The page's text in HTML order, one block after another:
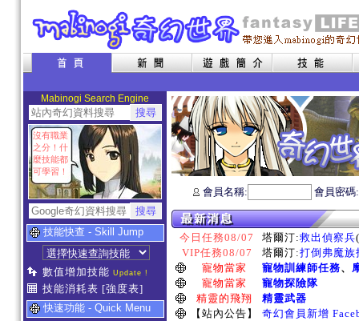
Mabinogi Search Engine
沒有職業
之分！什
麼技能都
可學習！
技能快查 - Skill Jump
數值增加技能 Update !
技能消耗表 [強度表]
快速功能 - Quick Menu
會員名稱: 會員密
今日任務08/07 塔爾汀:救出偵察兵
VIP任務08/07
塔爾汀:打倒弗魔
寵物當家
寵物訓練師任務、
寵物當家
寵物探險隊
精靈的飛翔
精靈武器
【站內公告】
奇幻會員新增